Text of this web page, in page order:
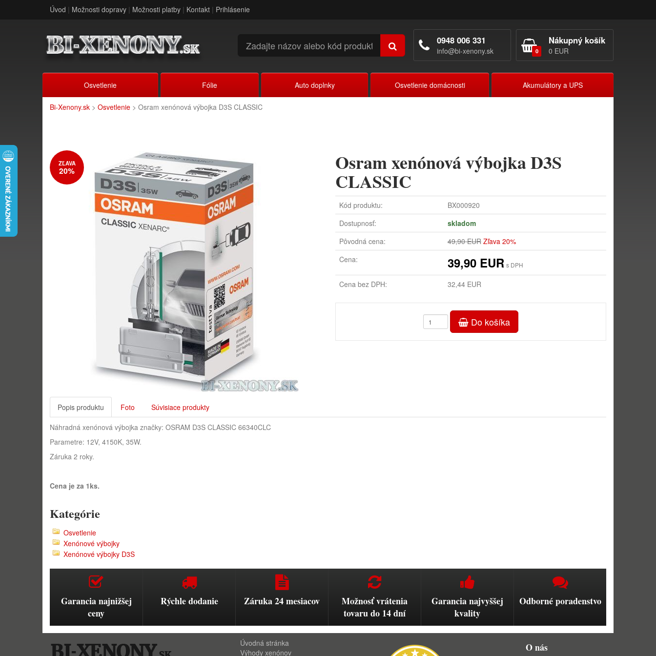
Úvod | Možnosti dopravy | Možnosti platby | Kontakt | Prihlásenie
0
Nákupný košík
0 EUR
0948 006 331
info@bi-xenony.sk
Osvetlenie Fólie Auto doplnky Osvetlenie domácnosti Akumulátory a UPS
Bi-Xenony.sk > Osvetlenie > Osram xenónová výbojka D3S CLASSIC
Osram xenónová výbojka D3S
CLASSIC
Kód produktu:
BX000920
Dostupnosť:
skladom
Pôvodná cena:
49,90 EUR Zľava 20%
Cena:
39,90 EUR s DPH
Cena bez DPH: 32,44 EUR
Do košíka
ZĽAVA
20%
Popis produktu Foto Súvisiace produkty
Náhradná xenónová výbojka značky: OSRAM D3S CLASSIC 66340CLC
Parametre: 12V, 4150K, 35W.
Záruka 2 roky.
Cena je za 1ks.
Kategórie
Osvetlenie
Xenónové výbojky
Xenónové výbojky D3S
Garancia najnižšej
ceny
Rýchle dodanie Záruka 24 mesiacov
Možnosť vrátenia
tovaru do 14 dní
Garancia najvyššej
kvality
Odborné poradenstvo
Úvodná stránka
Výhody xenónov
O nás